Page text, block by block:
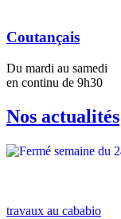
Coutançais
Du mardi au samedi
en continu de 9h30
Nos actualités
travaux au cababio